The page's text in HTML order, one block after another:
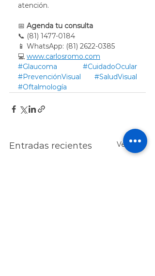
atención.
📅 Agenda tu consulta
📞 (81) 1477-0184
📱 WhatsApp: (81) 2622-0385
💻 www.carlosromo.com
#Glaucoma
#CuidadoOcular
#PrevenciónVisual
#SaludVisual
#Oftalmología
Entradas recientes Ver todo